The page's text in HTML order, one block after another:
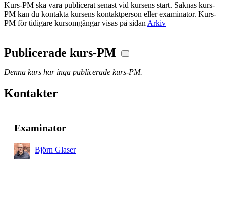
Kurs-PM ska vara publicerat senast vid kursens start. Saknas kurs-
PM kan du kontakta kursens kontaktperson eller examinator. Kurs-
PM för tidigare kursomgångar visas på sidan Arkiv
Publicerade kurs-PM
Denna kurs har inga publicerade kurs-PM.
Kontakter
Examinator
Björn Glaser